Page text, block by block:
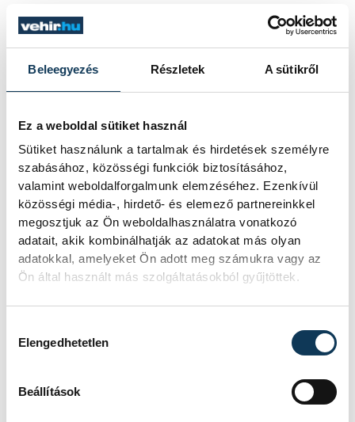
Beleegyezés Részletek A sütikről
Ez a weboldal sütiket használ
Sütiket használunk a tartalmak és hirdetések személyre
szabásához, közösségi funkciók biztosításához,
valamint weboldalforgalmunk elemzéséhez. Ezenkívül
közösségi média-, hirdető- és elemező partnereinkkel
megosztjuk az Ön weboldalhasználatra vonatkozó
adatait, akik kombinálhatják az adatokat más olyan
adatokkal, amelyeket Ön adott meg számukra vagy az
Ön által használt más szolgáltatásokból gyűjtöttek.
Elengedhetetlen
Beállítások